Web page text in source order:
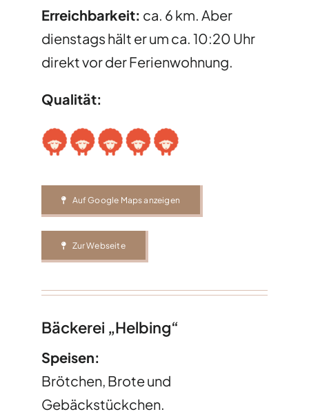
Erreichbarkeit: ca. 6 km. Aber
dienstags hält er um ca. 10:20 Uhr
direkt vor der Ferienwohnung.
Qualität:
Auf Google Maps anzeigen
Zur Webseite
Bäckerei „Helbing“
Speisen:
Brötchen, Brote und
Gebäckstückchen.